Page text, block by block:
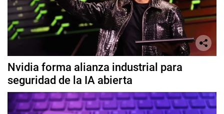
Nvidia forma alianza industrial para
seguridad de la IA abierta